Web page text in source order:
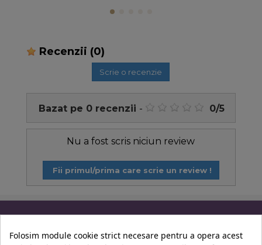
Recenzii (0)
Scrie o recenzie
Bazat pe 0recenzii - 0/5
Nu a fost scris niciun review
Fii primul/prima care scrie un review !
Folosim module cookie strict necesare pentru a opera acest